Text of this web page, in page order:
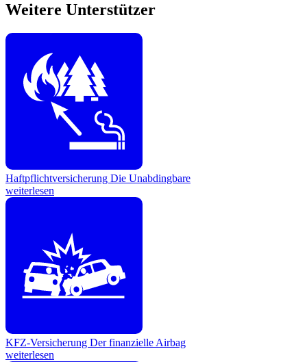
Weitere Unterstützer
Haftpflichtversicherung Die Unabdingbare
weiterlesen
KFZ-Versicherung Der finanzielle Airbag
weiterlesen